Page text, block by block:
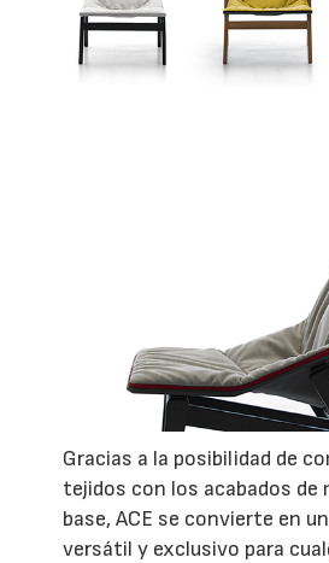
Gracias a la posibilidad de
tejidos con los acabados de
base, ACE se convierte en
versátil y exclusivo para